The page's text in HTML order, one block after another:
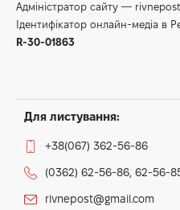
Адміністратор сайту —
Ідентифікатор онлайн-медіа в
R-30-01863
Для листування:
+38(067) 362-56-86
(0362) 62-56-86, 62-56-
rivnepost@gmail.com